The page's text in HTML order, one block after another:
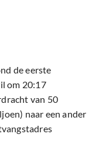
de eerste
om 20:17
van 50
naar een ander